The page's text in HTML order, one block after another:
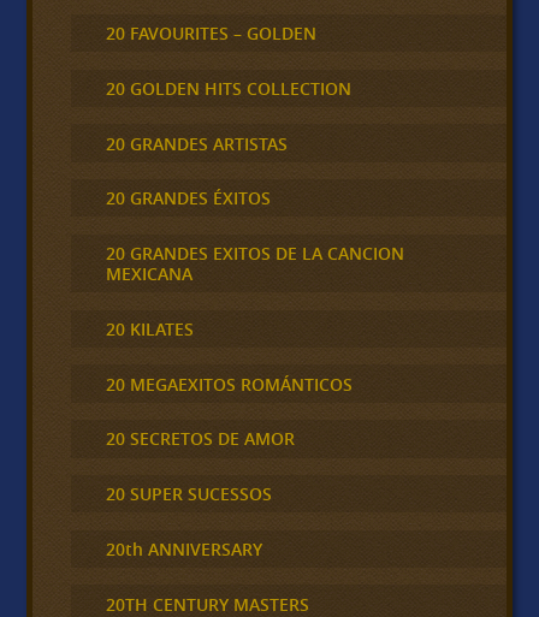
20 FAVOURITES – GOLDEN
20 GOLDEN HITS COLLECTION
20 GRANDES ARTISTAS
20 GRANDES ÉXITOS
20 GRANDES EXITOS DE LA CANCION
MEXICANA
20 KILATES
20 MEGAEXITOS ROMÁNTICOS
20 SECRETOS DE AMOR
20 SUPER SUCESSOS
20th ANNIVERSARY
20TH CENTURY MASTERS